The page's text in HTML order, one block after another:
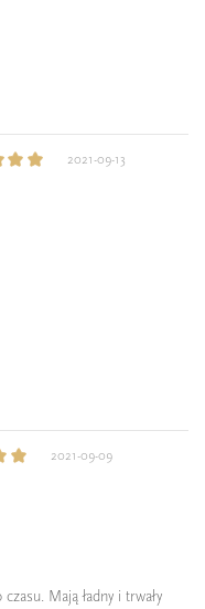
2021-09-13
2021-09-09
Mają ładny i trwały